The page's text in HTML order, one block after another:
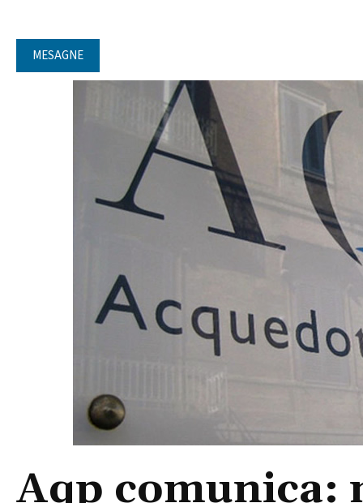
MESAGNE
Aqp comunica: